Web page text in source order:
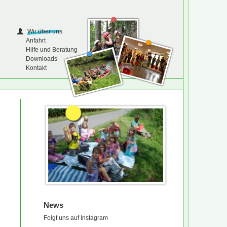
Wir über uns
Anfahrt
Hilfe und Beratung
Downloads
Kontakt
News
Folgt uns auf Instagram